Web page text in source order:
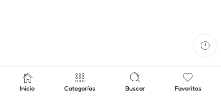
Inicio Categorías Buscar Favoritos